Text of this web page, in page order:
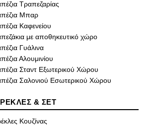
Τραπεζαρίας
Μπαρ
Καφενείου
με αποθηκευτικό χώρο
Γυάλινα
Αλουμινίου
Σταντ Εξωτερικού Χώρου
Σαλονιού Εσωτερικού Χώρου
& ΣΕΤ
Κουζίνας